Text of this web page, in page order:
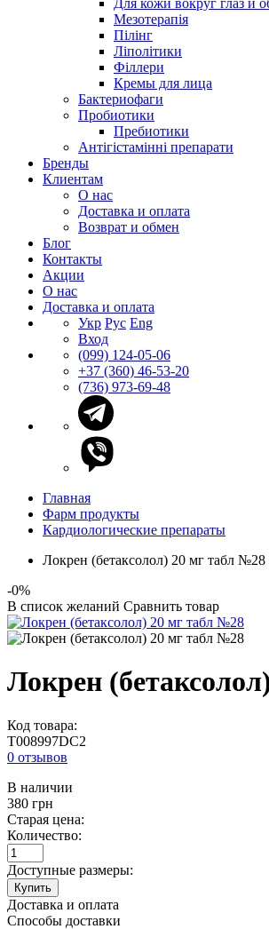
Для кожи вокруг глаз и
Мезотерапія
Пілінг
Ліполітики
Філлери
Кремы для лица
Бактериофаги
Пробиотики
Пребиотики
Антігістамінні препарати
Бренды
Клиентам
О нас
Доставка и оплата
Возврат и обмен
Блог
Контакты
Акции
О нас
Доставка и оплата
Укр Рус Eng
Вход
(099) 124-05-06
+37 (360) 46-53-20
(736) 973-69-48
Главная
Фарм продукты
Кардиологические препараты
Локрен (бетаксолол) 20 мг табл №28
-0%
В список желаний Сравнить товар
Локрен
Код товара:
T008997DC2
0 отзывов
В наличии
380 грн
Старая цена:
Количество:
Доступные размеры:
Купить
Доставка и оплата
Способы доставки